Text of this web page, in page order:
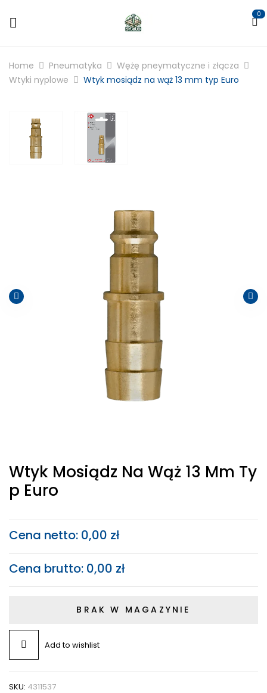
0
Home Pneumatyka
Wężę pneymatyczne i złącza
Wtyki nyplowe
Wtyk mosiądz na wąż 13 mm typ Euro
Wtyk Mosiądz Na Wąż 13 Mm Ty
P Euro
Cena netto: 0,00 zł
Cena brutto: 0,00 zł
BRAK W MAGAZYNIE
Add to wishlist
SKU: 4311537